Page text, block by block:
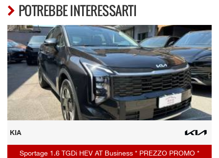
POTREBBE INTERESSARTI
KIA
Sportage 1.6 TGDi HEV AT Business * PREZZO PROMO *